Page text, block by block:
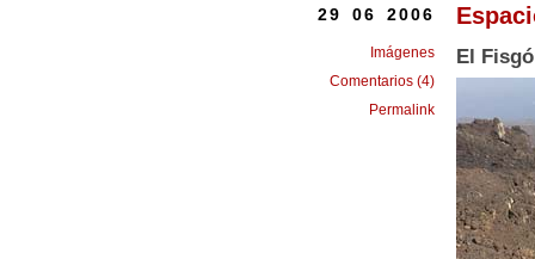
El
29 06 2006
Imágenes
Comentarios (4)
Permalink